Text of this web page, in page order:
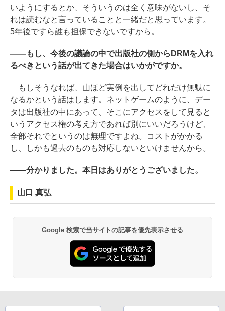
いようにするとか、そういうのは全く意味がないし、そ
れは読むなと言っていることと一緒だと思っています。
5年後ですら誰も担保できないですから。
――もし、今後の議論の中で出版社の側からDRMを入れ
るべきという話が出てきた場合はいかがですか。
もしそうなれば、山ほど実例を出してどれだけ無駄に
なるかという話はします。ネットゲームのように、デー
タは出版社の中にあって、そこにアクセスをして見ると
いうアクセス権の考え方であれば別にいいだろうけど、
全部それでというのは無理ですよね。コストがかかる
し、しかも過去のものも対応しないといけませんから。
――分かりました。本日はありがとうございました。
山口 真弘
Google 検索で当サイトの記事を優先表示させる